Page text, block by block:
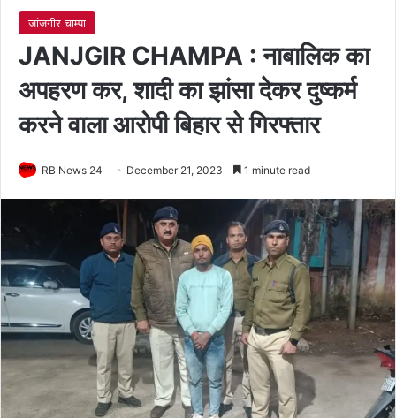
जांजगीर चाम्पा
JANJGIR CHAMPA : नाबालिक का
अपहरण कर, शादी का झांसा देकर दुष्कर्म
करने वाला आरोपी बिहार से गिरफ्तार
RB News 24 December 21, 2023 1 minute read